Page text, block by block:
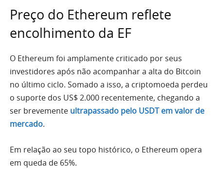
Preço do Ethereum reflete
encolhimento da EF
O Ethereum foi amplamente criticado por seus
investidores após não acompanhar a alta do Bitcoin
no último ciclo. Somado a isso, a criptomoeda perdeu
o suporte dos US$ 2.000 recentemente, chegando a
ser brevemente ultrapassado pelo USDT em valor de
mercado.
Em relação ao seu topo histórico, o Ethereum opera
em queda de 65%.